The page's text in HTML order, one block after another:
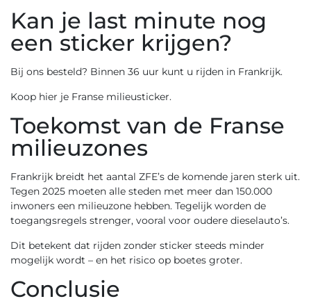
Kan je last minute nog
een sticker krijgen?
Bij ons besteld? Binnen 36 uur kunt u rijden in Frankrijk.
Koop hier je Franse milieusticker.
Toekomst van de Franse
milieuzones
Frankrijk breidt het aantal ZFE’s de komende jaren sterk uit.
Tegen 2025 moeten alle steden met meer dan 150.000
inwoners een milieuzone hebben. Tegelijk worden de
toegangsregels strenger, vooral voor oudere dieselauto’s.
Dit betekent dat rijden zonder sticker steeds minder
mogelijk wordt – en het risico op boetes groter.
Conclusie